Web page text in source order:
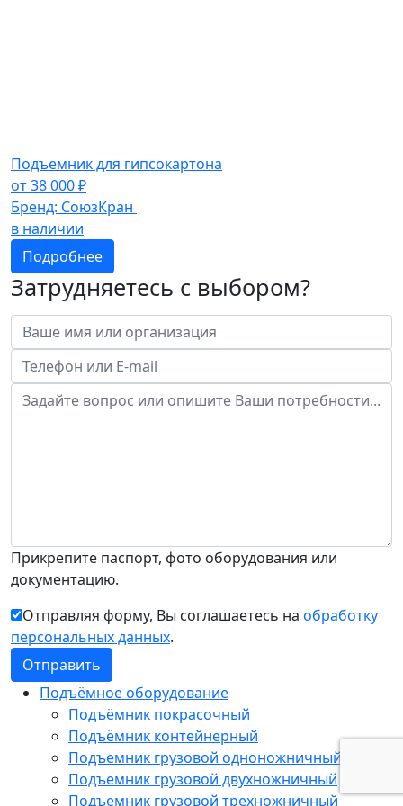
Подъёмное оборудование
Подъёмник покрасочный
Подъёмник контейнерный
Подъемник грузовой одноножничный
Подъемник грузовой двухножничный
Подъемник грузовой трехножничный
Подъемник для гипсокартона
от38 000₽
Бренд: СоюзКран
в наличии
Подробнее
Затрудняетесь с выбором?
Прикрепите паспорт, фото оборудования или
документацию.
Отправляя форму, Вы соглашаетесь на обработку
персональных данных.